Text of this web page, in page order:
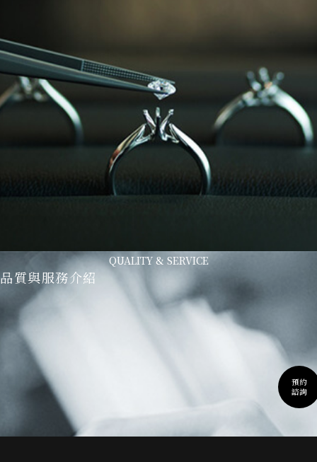
預約
諮詢
QUALITY & SERVICE
品質與服務介紹